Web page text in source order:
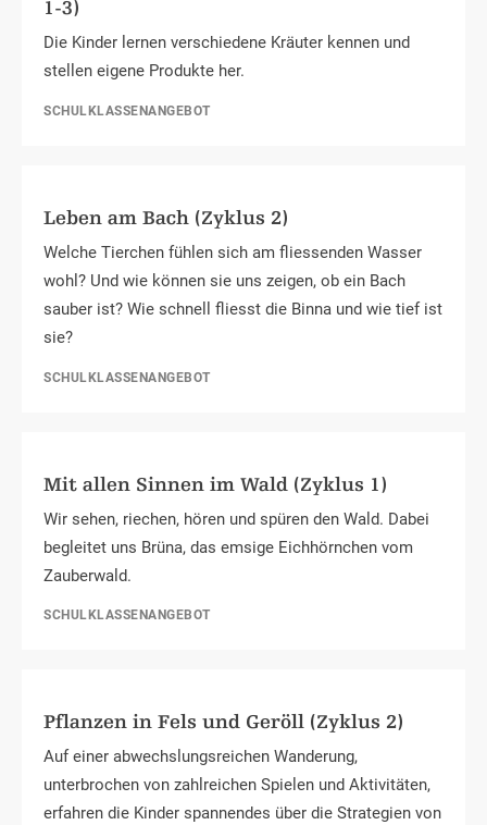
1-3)
Die Kinder lernen verschiedene Kräuter kennen und
stellen eigene Produkte her.
SCHULKLASSENANGEBOT
Leben am Bach (Zyklus 2)
Welche Tierchen fühlen sich am fliessenden Wasser
wohl? Und wie können sie uns zeigen, ob ein Bach
sauber ist? Wie schnell fliesst die Binna und wie tief ist
sie?
SCHULKLASSENANGEBOT
Mit allen Sinnen im Wald (Zyklus 1)
Wir sehen, riechen, hören und spüren den Wald. Dabei
begleitet uns Brüna, das emsige Eichhörnchen vom
Zauberwald.
SCHULKLASSENANGEBOT
Pflanzen in Fels und Geröll (Zyklus 2)
Auf einer abwechslungsreichen Wanderung,
unterbrochen von zahlreichen Spielen und Aktivitäten,
erfahren die Kinder spannendes über die Strategien von